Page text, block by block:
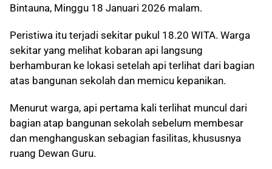
Bintauna, Minggu 18 Januari 2026 malam.
Peristiwa itu terjadi sekitar pukul 18.20 WITA. Warga
sekitar yang melihat kobaran api langsung
berhamburan ke lokasi setelah api terlihat dari bagian
atas bangunan sekolah dan memicu kepanikan.
Menurut warga, api pertama kali terlihat muncul dari
bagian atap bangunan sekolah sebelum membesar
dan menghanguskan sebagian fasilitas, khususnya
ruang Dewan Guru.